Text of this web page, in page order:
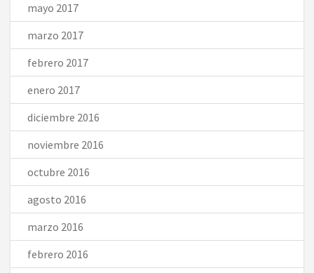
mayo 2017
marzo 2017
febrero 2017
enero 2017
diciembre 2016
noviembre 2016
octubre 2016
agosto 2016
marzo 2016
febrero 2016